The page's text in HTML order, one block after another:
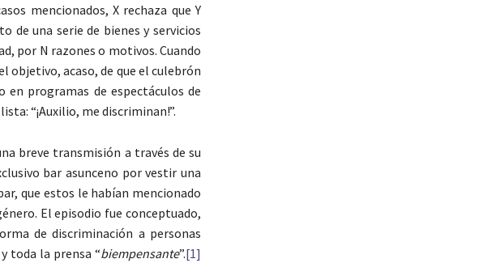
mencionados, X rechaza que Y
de una serie de bienes y servicios
por N razones o motivos. Cuando
objetivo, acaso, de que el culebrón
programas de espectáculos de
“¡Auxilio, me discriminan!”.
breve transmisión a través de su
bar asunceno por vestir una
que estos le habían mencionado
El episodio fue conceptuado,
de discriminación a personas
toda la prensa “biempensante”.[1]